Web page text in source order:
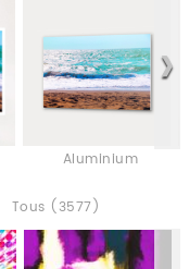
Aluminium
Tous (3577)